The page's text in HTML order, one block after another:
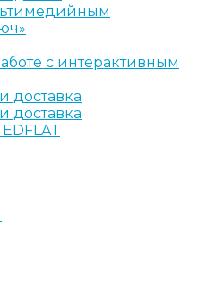
с интерактивным
доставка
доставка